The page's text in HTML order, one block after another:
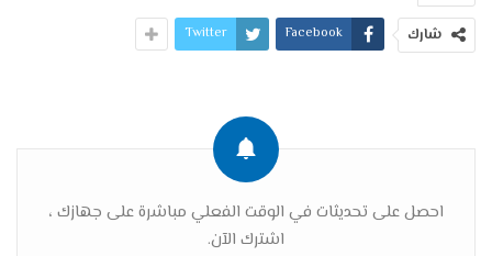
شارك Facebook
Twitter
احصل على تحديثات في الوقت الفعلي مباشرة على جهازك ،
اشترك الآن.